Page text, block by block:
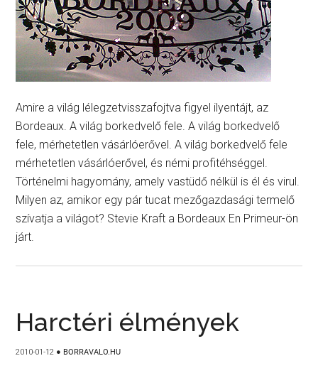
Amire a világ lélegzetvisszafojtva figyel ilyentájt, az
Bordeaux. A világ borkedvelő fele. A világ borkedvelő
fele, mérhetetlen vásárlóerővel. A világ borkedvelő fele
mérhetetlen vásárlóerővel, és némi profitéhséggel.
Történelmi hagyomány, amely vastüdő nélkül is él és virul.
Milyen az, amikor egy pár tucat mezőgazdasági termelő
szívatja a világot? Stevie Kraft a Bordeaux En Primeur-ön
járt.
Harctéri élmények
2010-01-12 ● BORRAVALO.HU